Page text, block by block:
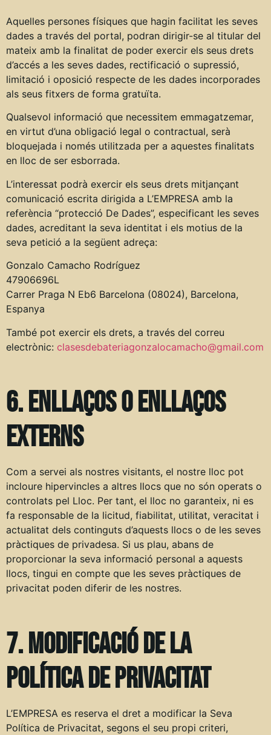
Aquelles persones físiques que hagin facilitat les seves
dades a través del portal, podran dirigir-se al titular del
mateix amb la finalitat de poder exercir els seus drets
d’accés a les seves dades, rectificació o supressió,
limitació i oposició respecte de les dades incorporades
als seus fitxers de forma gratuïta.
Qualsevol informació que necessitem emmagatzemar,
en virtut d’una obligació legal o contractual, serà
bloquejada i només utilitzada per a aquestes finalitats
en lloc de ser esborrada.
L’interessat podrà exercir els seus drets mitjançant
comunicació escrita dirigida a L’EMPRESA amb la
referència “protecció De Dades”, especificant les seves
dades, acreditant la seva identitat i els motius de la
seva petició a la següent adreça:
Gonzalo Camacho Rodríguez
47906696L
Carrer Praga N Eb6 Barcelona (08024), Barcelona,
Espanya
També pot exercir els drets, a través del correu
electrònic: clasesdebateriagonzalocamacho@gmail.com
6. Enllaços o enllaços
externs
Com a servei als nostres visitants, el nostre lloc pot
incloure hipervincles a altres llocs que no són operats o
controlats pel Lloc. Per tant, el lloc no garanteix, ni es
fa responsable de la licitud, fiabilitat, utilitat, veracitat i
actualitat dels continguts d’aquests llocs o de les seves
pràctiques de privadesa. Si us plau, abans de
proporcionar la seva informació personal a aquests
llocs, tingui en compte que les seves pràctiques de
privacitat poden diferir de les nostres.
7. Modificació de la
política de privacitat
L’EMPRESA es reserva el dret a modificar la Seva
Política de Privacitat, segons el seu propi criteri,